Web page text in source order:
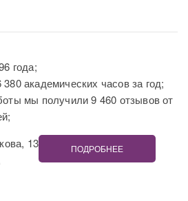
года;
академических часов за год;
мы получили 9 460 отзывов от
13
ПОДРОБНЕЕ